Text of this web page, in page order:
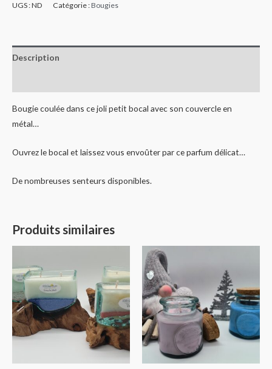
UGS :ND Catégorie :Bougies
Description
Bougie coulée dans ce joli petit bocal avec son couvercle en
métal…
Ouvrez le bocal et laissez vous envoûter par ce parfum délicat…
De nombreuses senteurs disponibles.
Produits similaires